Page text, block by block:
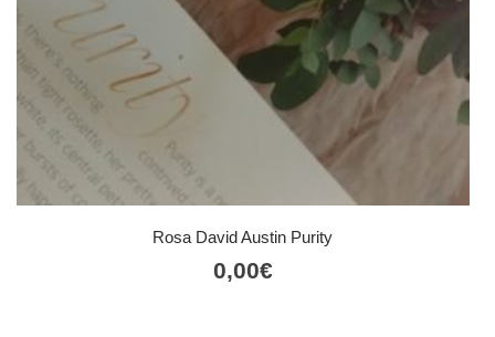
Rosa David Austin Purity
0,00€